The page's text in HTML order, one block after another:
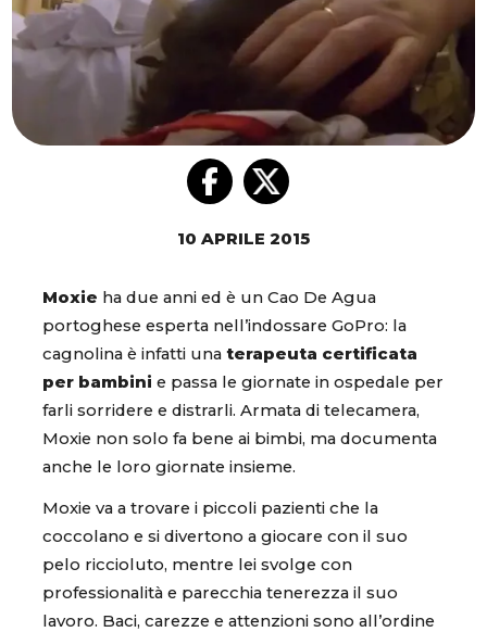
10 APRILE 2015
Moxie ha due anni ed è un Cao De Agua
portoghese esperta nell’indossare GoPro: la
cagnolina è infatti una terapeuta certificata
per bambini e passa le giornate in ospedale per
farli sorridere e distrarli. Armata di telecamera,
Moxie non solo fa bene ai bimbi, ma documenta
anche le loro giornate insieme.
Moxie va a trovare i piccoli pazienti che la
coccolano e si divertono a giocare con il suo
pelo riccioluto, mentre lei svolge con
professionalità e parecchia tenerezza il suo
lavoro. Baci, carezze e attenzioni sono all’ordine